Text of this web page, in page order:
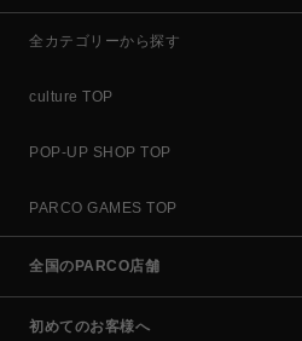
全カテゴリーから探す
culture TOP
POP-UP SHOP TOP
PARCO GAMES TOP
全国のPARCO店舗
初めてのお客様へ